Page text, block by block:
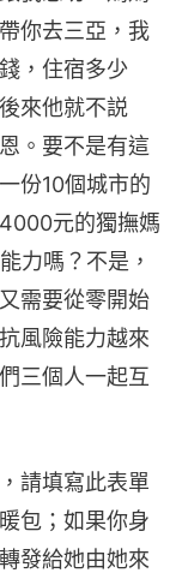
你去三亞，我
，住宿多少
來他就不説
。要不是有這
份10個城市的
元的獨撫媽
力嗎？不是，
需要從零開始
風險能力越來
三個人一起互
請填寫此表單
包；如果你身
發給她由她來